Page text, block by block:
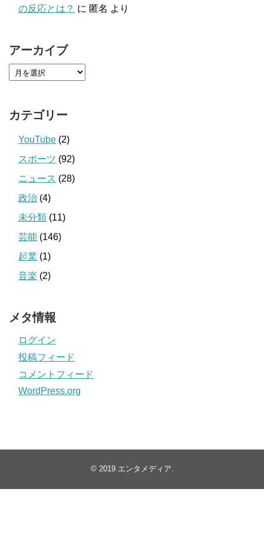
の反応とは？ に 匿名 より
アーカイブ
カテゴリー
YouTube (2)
スポーツ (92)
ニュース (28)
政治 (4)
未分類 (11)
芸能 (146)
起業 (1)
音楽 (2)
メタ情報
ログイン
投稿フィード
コメントフィード
WordPress.org
© 2019 エンタメディア.